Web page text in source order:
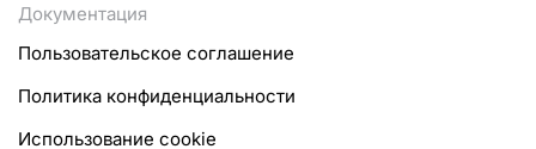
Документация
Пользовательское соглашение
Политика конфиденциальности
Использование cookie